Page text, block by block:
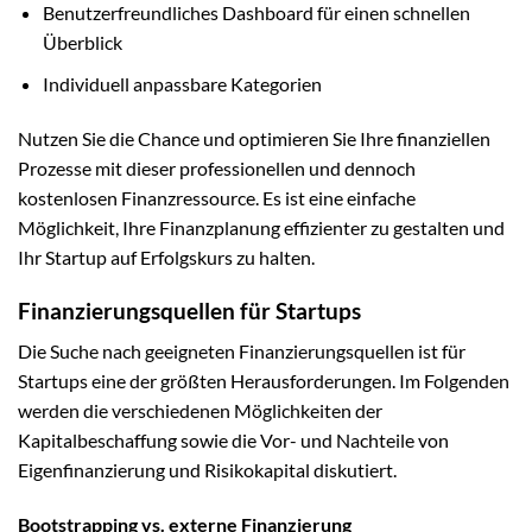
Benutzerfreundliches Dashboard für einen schnellen
Überblick
Individuell anpassbare Kategorien
Nutzen Sie die Chance und optimieren Sie Ihre finanziellen
Prozesse mit dieser professionellen und dennoch
kostenlosen Finanzressource. Es ist eine einfache
Möglichkeit, Ihre Finanzplanung effizienter zu gestalten und
Ihr Startup auf Erfolgskurs zu halten.
Finanzierungsquellen für Startups
Die Suche nach geeigneten Finanzierungsquellen ist für
Startups eine der größten Herausforderungen. Im Folgenden
werden die verschiedenen Möglichkeiten der
Kapitalbeschaffung sowie die Vor- und Nachteile von
Eigenfinanzierung und Risikokapital diskutiert.
Bootstrapping vs. externe Finanzierung